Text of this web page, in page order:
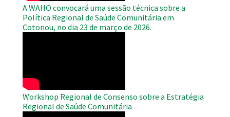
A WAHO convocará uma sessão técnica sobre a
Política Regional de Saúde Comunitária em
Cotonou, no dia 23 de março de 2026.
Workshop Regional de Consenso sobre a Estratégia
Regional de Saúde Comunitária